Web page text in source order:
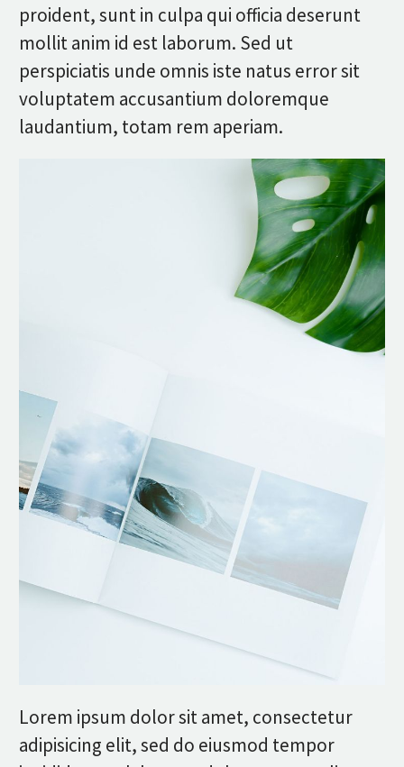
proident, sunt in culpa qui officia deserunt
mollit anim id est laborum. Sed ut
perspiciatis unde omnis iste natus error sit
voluptatem accusantium doloremque
laudantium, totam rem aperiam.
Lorem ipsum dolor sit amet, consectetur
adipisicing elit, sed do eiusmod tempor